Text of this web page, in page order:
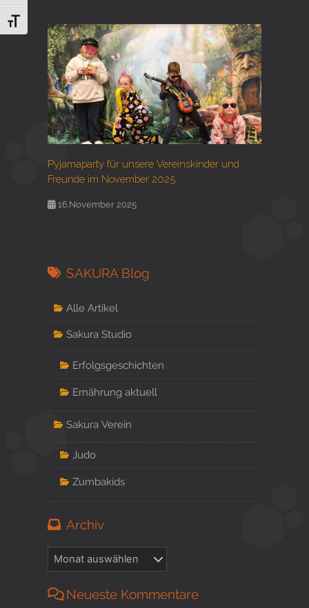
Schrift vergrößern
Pyjamaparty für unsere Vereinskinder und
Freunde im November 2025
16.November 2025
SAKURA Blog
Alle Artikel
Sakura Studio
Erfolgsgeschichten
Ernährung aktuell
Sakura Verein
Judo
Zumbakids
Archiv
Neueste Kommentare